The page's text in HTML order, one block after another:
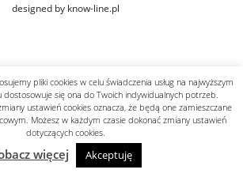
designed by know-line.pl
pliki cookies w celu świadczenia usług na najwyższym
dostosowuje się ona do Twoich indywidualnych potrzeb.
ustawień cookies oznacza, że będą one zamieszczane
Możesz w każdym czasie dokonać zmiany ustawień
dotyczących cookies.
więcej Akceptuję